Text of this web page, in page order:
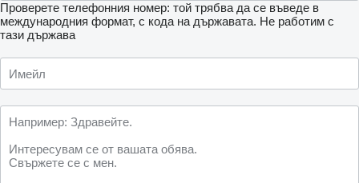
Проверете телефонния номер: той трябва да се въведе в
международния формат, с кода на държавата. Не работим с
тази държава